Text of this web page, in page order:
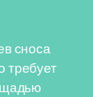
сноса
требует